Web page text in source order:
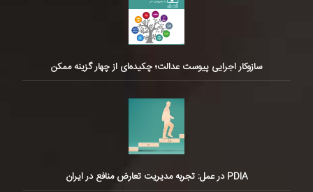
سازوکار اجرایی پیوست عدالت؛ چکیده‌ای از چهار گزینه ممکن
PDIA در عمل: تجربه مدیریت تعارض منافع در ایران